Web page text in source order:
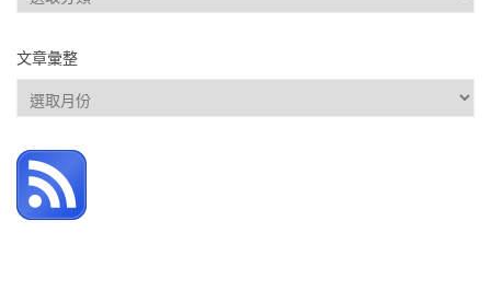
類
文章彙整
文
章
整